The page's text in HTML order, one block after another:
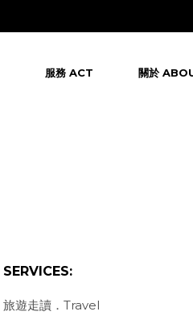
服務 ACT 關於
SERVICES:
旅遊走讀．Travel